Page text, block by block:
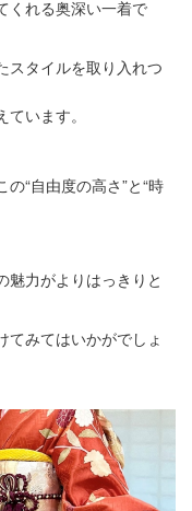
くれる奥深い一着で
スタイルを取り入れつ
います。
の“自由度の高さ”と“時
魅力がよりはっきりと
てみてはいかがでしょ